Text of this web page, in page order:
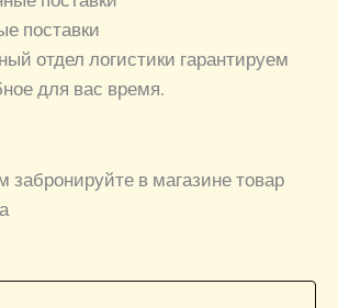
поставки
отдел логистики гарантируем
для вас время.
забронируйте в магазине товар